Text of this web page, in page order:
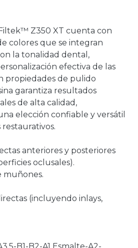
Z350 XT cuenta con
colores que se integran
la tonalidad dental,
efectiva de las
propiedades de pulido
garantiza resultados
de alta calidad,
elección confiable y versátil
anteriores y posteriores
oclusales).
muñones.
(incluyendo inlays,